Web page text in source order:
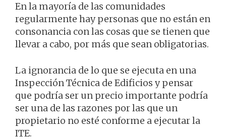
En la mayoría de las comunidades
regularmente hay personas que no están en
consonancia con las cosas que se tienen que
llevar a cabo, por más que sean obligatorias.
La ignorancia de lo que se ejecuta en una
Inspección Técnica de Edificios y pensar
que podría ser un precio importante podría
ser una de las razones por las que un
propietario no esté conforme a ejecutar la
ITE.